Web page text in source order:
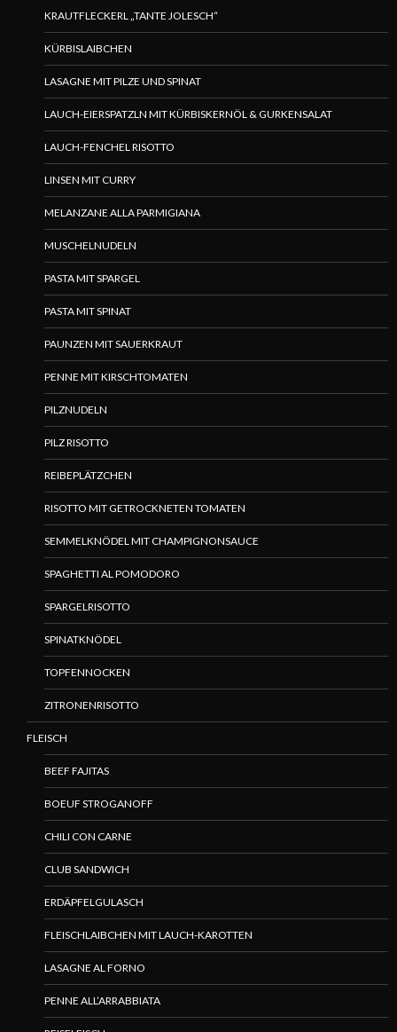
KRAUTFLECKERL „TANTE JOLESCH“
KÜRBISLAIBCHEN
LASAGNE MIT PILZE UND SPINAT
LAUCH-EIERSPATZLN MIT KÜRBISKERNÖL & GURKENSALAT
LAUCH-FENCHEL RISOTTO
LINSEN MIT CURRY
MELANZANE ALLA PARMIGIANA
MUSCHELNUDELN
PASTA MIT SPARGEL
PASTA MIT SPINAT
PAUNZEN MIT SAUERKRAUT
PENNE MIT KIRSCHTOMATEN
PILZNUDELN
PILZ RISOTTO
REIBEPLÄTZCHEN
RISOTTO MIT GETROCKNETEN TOMATEN
SEMMELKNÖDEL MIT CHAMPIGNONSAUCE
SPAGHETTI AL POMODORO
SPARGELRISOTTO
SPINATKNÖDEL
TOPFENNOCKEN
ZITRONENRISOTTO
FLEISCH
BEEF FAJITAS
BOEUF STROGANOFF
CHILI CON CARNE
CLUB SANDWICH
ERDÄPFELGULASCH
FLEISCHLAIBCHEN MIT LAUCH-KAROTTEN
LASAGNE AL FORNO
PENNE ALL’ARRABBIATA